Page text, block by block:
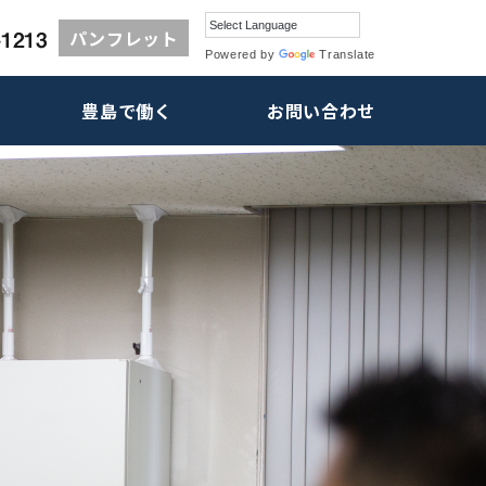
パンフレット
Powered by Translate
豊島で働く お問い合わせ